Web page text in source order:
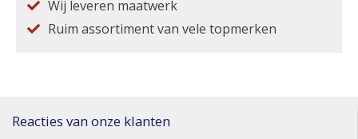
Wij leveren maatwerk
Ruim assortiment van vele topmerken
Reacties van onze klanten